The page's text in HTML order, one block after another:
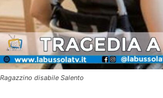
Ragazzino disabile Salento